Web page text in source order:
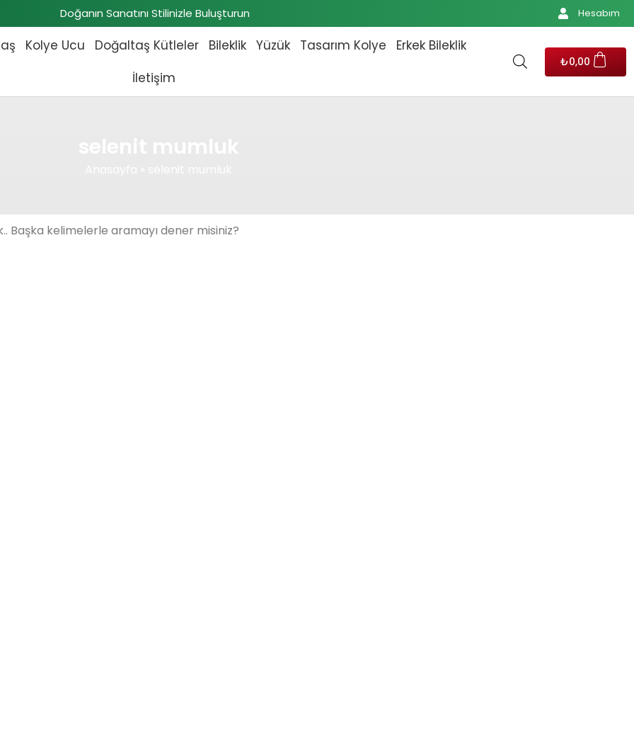
Doğanın Sanatını Stilinizle Buluşturun Hesabım
Kolye Ucu Doğaltaş Kütleler Bileklik Yüzük Tasarım Kolye
Erkek Bileklik
İletişim
₺0,00
Başka kelimelerle aramayı dener misiniz?